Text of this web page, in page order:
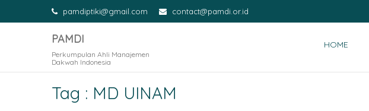
pamdiptiki@gmail.com contact@pamdi.or.id
PAMDI
Perkumpulan Ahli Manajemen
Dakwah Indonesia
HOME
Tag : MD UINAM